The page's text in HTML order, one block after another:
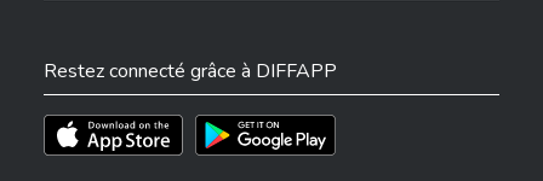
Restez connecté grâce à DIFFAPP
Téléchargez l'app sur l'App StoreTéléchargez l'app sur Play Store